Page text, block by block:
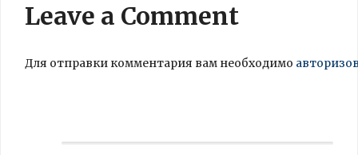
Leave a Comment
Для отправки комментария вам необходимо